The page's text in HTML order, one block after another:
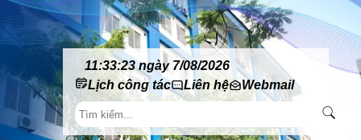
11:33:25 ngày 7/08/2026
Lịch công tác
Liên hệ Webmail